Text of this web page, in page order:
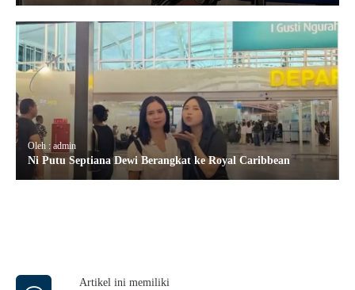
Oleh : admin
Ni Putu Septiana Dewi Berangkat ke Royal Caribbean
Artikel ini memiliki